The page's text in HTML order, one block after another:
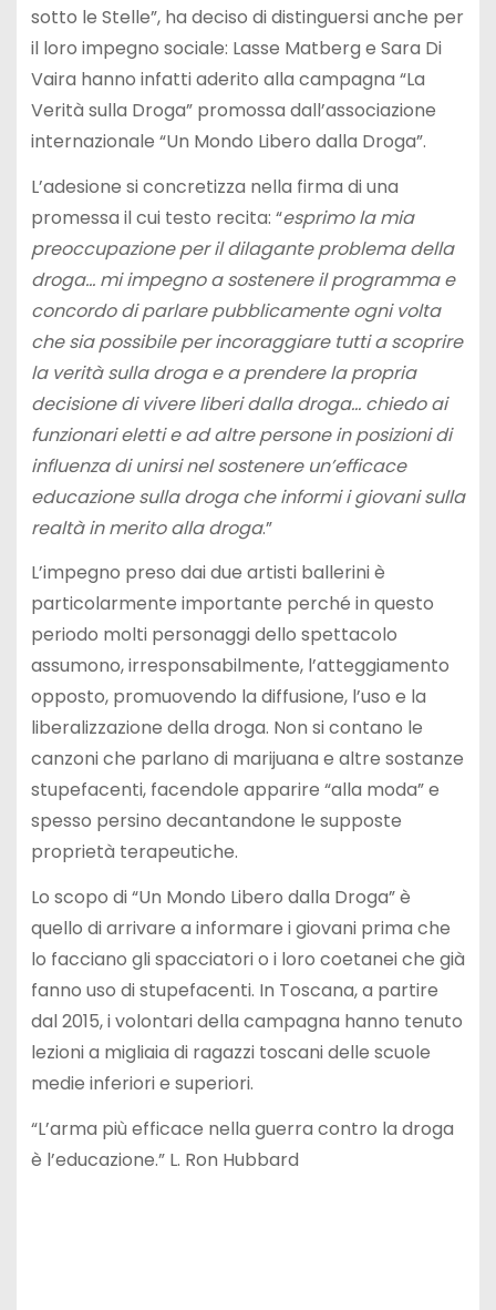
sotto le Stelle”, ha deciso di distinguersi anche per
il loro impegno sociale: Lasse Matberg e Sara Di
Vaira hanno infatti aderito alla campagna “La
Verità sulla Droga” promossa dall’associazione
internazionale “Un Mondo Libero dalla Droga”.
L’adesione si concretizza nella firma di una
promessa il cui testo recita: “esprimo la mia
preoccupazione per il dilagante problema della
droga… mi impegno a sostenere il programma e
concordo di parlare pubblicamente ogni volta
che sia possibile per incoraggiare tutti a scoprire
la verità sulla droga e a prendere la propria
decisione di vivere liberi dalla droga… chiedo ai
funzionari eletti e ad altre persone in posizioni di
influenza di unirsi nel sostenere un’efficace
educazione sulla droga che informi i giovani sulla
realtà in merito alla droga.”
L’impegno preso dai due artisti ballerini è
particolarmente importante perché in questo
periodo molti personaggi dello spettacolo
assumono, irresponsabilmente, l’atteggiamento
opposto, promuovendo la diffusione, l’uso e la
liberalizzazione della droga. Non si contano le
canzoni che parlano di marijuana e altre sostanze
stupefacenti, facendole apparire “alla moda” e
spesso persino decantandone le supposte
proprietà terapeutiche.
Lo scopo di “Un Mondo Libero dalla Droga” è
quello di arrivare a informare i giovani prima che
lo facciano gli spacciatori o i loro coetanei che già
fanno uso di stupefacenti. In Toscana, a partire
dal 2015, i volontari della campagna hanno tenuto
lezioni a migliaia di ragazzi toscani delle scuole
medie inferiori e superiori.
“L’arma più efficace nella guerra contro la droga
è l’educazione.” L. Ron Hubbard